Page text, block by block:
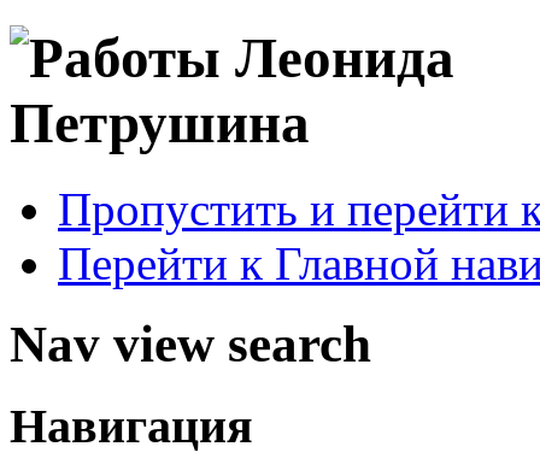
Пропустить и перейти
Перейти к Главной
Nav view search
Навигация